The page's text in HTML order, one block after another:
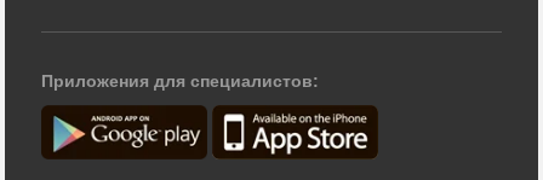
Приложения для специалистов: